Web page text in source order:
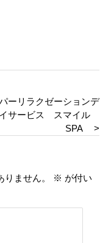
ーリラクゼーションデ
イサービス スマイル
SPA >
ません。 ※ が付い